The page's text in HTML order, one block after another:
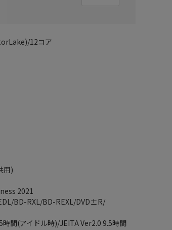
12コア
用)
2021
BD-RXL/BD-REXL/DVD±R/
間(アイドル時)/JEITA Ver2.0 9.5時間